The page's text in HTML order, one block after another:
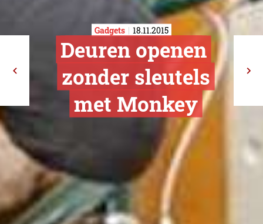
Gadgets 18.11.2015